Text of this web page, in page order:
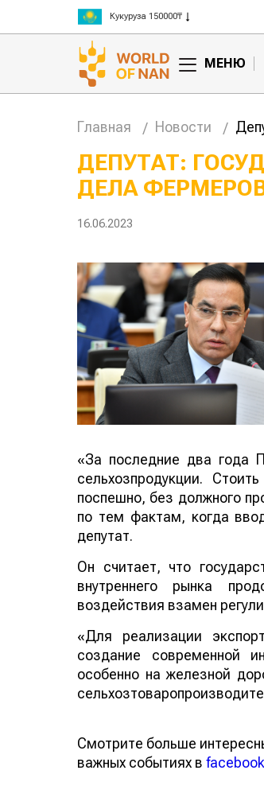
Рис 300000₸
Пшеница 3 класс 125000₸
МЕНЮ
Главная Новости
ДЕПУТАТ:
ДЕЛА
16.06.2023
«За последние два года
сельхозпродукции.
поспешно, без должного
по тем фактам, когда
депутат.
Он считает, что
внутреннего рынка
воздействия взамен
«Для реализации
создание современной
особенно на железной
Смотрите больше
важных событиях в facebook